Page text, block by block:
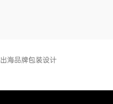
出海品牌包装设计